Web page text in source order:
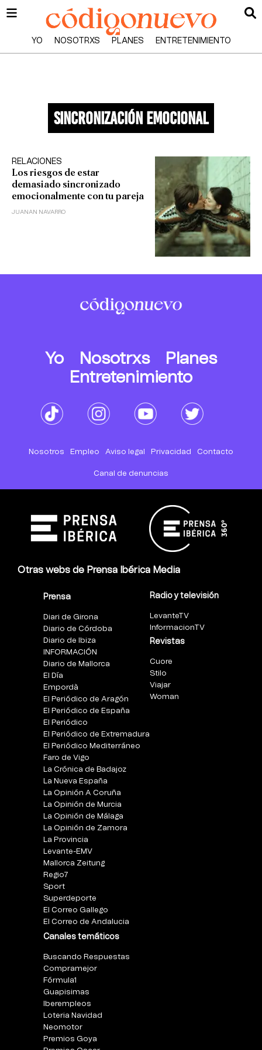
YO NOSOTRXS PLANES ENTRETENIMIENTO
sincronización emocional
RELACIONES
Los riesgos de estar
demasiado sincronizado
emocionalmente con tu pareja
JUANAN NAVARRO
Yo Nosotrxs
Planes
Entretenimiento
Nosotros Empleo Aviso legal Privacidad Contacto
Canal de denuncias
Otras webs de Prensa Ibérica Media
Prensa
Diari de Girona
Diario de Córdoba
Diario de Ibiza
INFORMACIÓN
Diario de Mallorca
El Día
Empordà
El Periódico de Aragón
El Periódico de España
El Periódico
El Periódico de Extremadura
El Periódico Mediterráneo
Faro de Vigo
La Crónica de Badajoz
La Nueva España
La Opinión A Coruña
La Opinión de Murcia
La Opinión de Málaga
La Opinión de Zamora
La Provincia
Levante-EMV
Mallorca Zeitung
Regio7
Sport
Superdeporte
El Correo Gallego
El Correo de Andalucia
Canales temáticos
Buscando Respuestas
Compramejor
Fórmula1
Guapisimas
Iberempleos
Loteria Navidad
Neomotor
Premios Goya
Radio y televisión
LevanteTV
InformacionTV
Revistas
Cuore
Stilo
Viajar
Woman